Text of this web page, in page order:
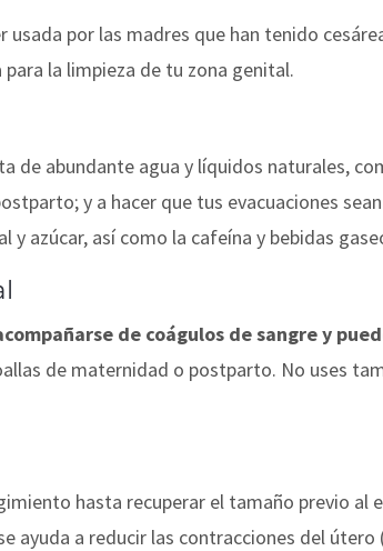
usada por las madres que han tenido
la limpieza de tu zona genital.
de abundante agua y líquidos naturales,
y a hacer que tus evacuaciones
y azúcar, así como la cafeína y bebidas
de coágulos de sangre y
de maternidad o postparto. No uses
hasta recuperar el tamaño previo al
ayuda a reducir las contracciones del